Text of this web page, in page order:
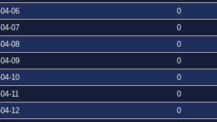
06
0
07
0
08
0
09
0
10
0
11
0
12
0